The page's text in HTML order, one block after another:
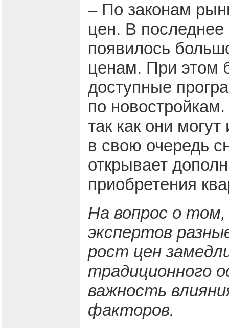
– По законам
цен. В последнее
появилось
ценам. При этом
доступные
по
так как они
в свою очередь
открывает
приобретения
На вопрос о
экспертов
рост цен
традиционного
важность
факторов.